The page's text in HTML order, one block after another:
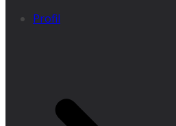
Profil